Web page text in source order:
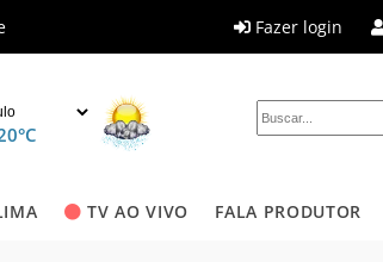
Fazer login
TV AO VIVO FALA PRODUTOR